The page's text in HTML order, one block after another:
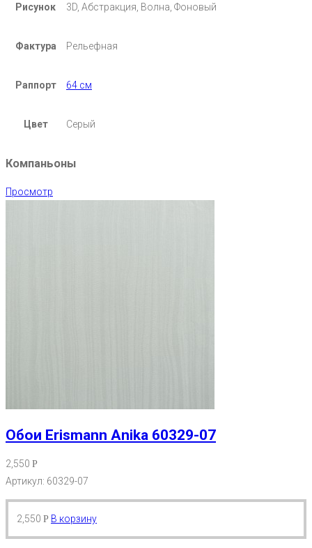
Рисунок 3D, Абстракция, Волна, Фоновый
Фактура Рельефная
Раппорт 64 см
Цвет Серый
Компаньоны
Просмотр
Обои Erismann Anika 60329-07
2,550 Р
Артикул: 60329-07
2,550 Р В корзину